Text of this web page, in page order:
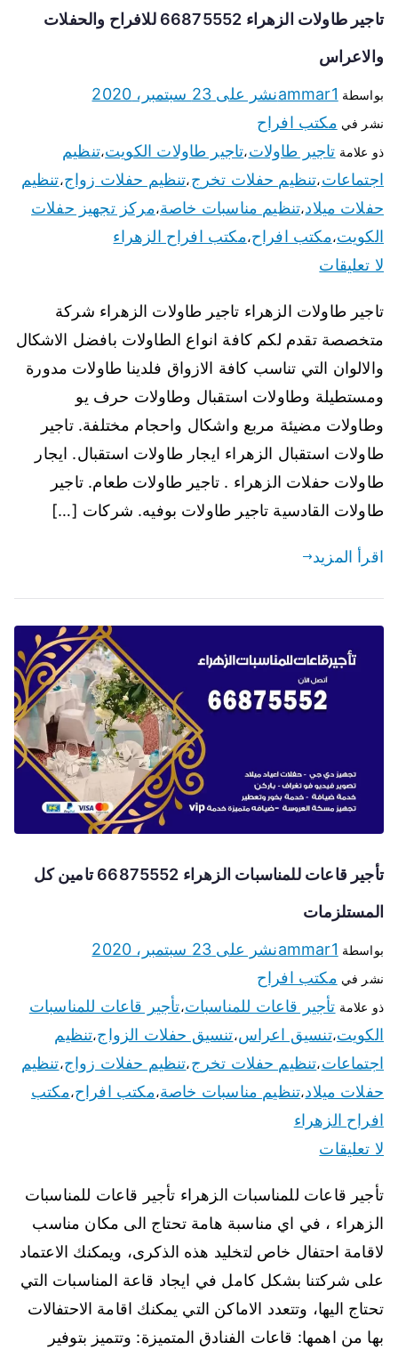
تاجير طاولات الزهراء 66875552 للافراح والحفلات
والاعراس
بواسطة ammar1نشر على 23 سبتمبر، 2020
نشر في مكتب افراح
ذو علامة تاجير طاولات،تاجير طاولات الكويت،تنظيم
اجتماعات،تنظيم حفلات تخرج،تنظيم حفلات زواج،تنظيم
حفلات ميلاد،تنظيم مناسبات خاصة،مركز تجهيز حفلات
الكويت،مكتب افراح،مكتب افراح الزهراء
لا تعليقات
تاجير طاولات الزهراء تاجير طاولات الزهراء شركة
متخصصة تقدم لكم كافة انواع الطاولات بافضل الاشكال
والالوان التي تناسب كافة الازواق فلدينا طاولات مدورة
ومستطيلة وطاولات استقبال وطاولات حرف يو
وطاولات مضيئة مربع واشكال واحجام مختلفة. تاجير
طاولات استقبال الزهراء ايجار طاولات استقبال. ايجار
طاولات حفلات الزهراء . تاجير طاولات طعام. تاجير
طاولات القادسية تاجير طاولات بوفيه. شركات […]
اقرأ المزيد
تأجير قاعات للمناسبات الزهراء 66875552 تامين كل
المستلزمات
بواسطة ammar1نشر على 23 سبتمبر، 2020
نشر في مكتب افراح
ذو علامة تأجير قاعات للمناسبات،تأجير قاعات للمناسبات
الكويت،تنسيق اعراس،تنسيق حفلات الزواج،تنظيم
اجتماعات،تنظيم حفلات تخرج،تنظيم حفلات زواج،تنظيم
حفلات ميلاد،تنظيم مناسبات خاصة،مكتب افراح،مكتب
افراح الزهراء
لا تعليقات
تأجير قاعات للمناسبات الزهراء تأجير قاعات للمناسبات
الزهراء ، في اي مناسبة هامة تحتاج الى مكان مناسب
لاقامة احتفال خاص لتخليد هذه الذكرى، ويمكنك الاعتماد
على شركتنا بشكل كامل في ايجاد قاعة المناسبات التي
تحتاج اليها، وتتعدد الاماكن التي يمكنك اقامة الاحتفالات
بها من اهمها: قاعات الفنادق المتميزة: وتتميز بتوفير